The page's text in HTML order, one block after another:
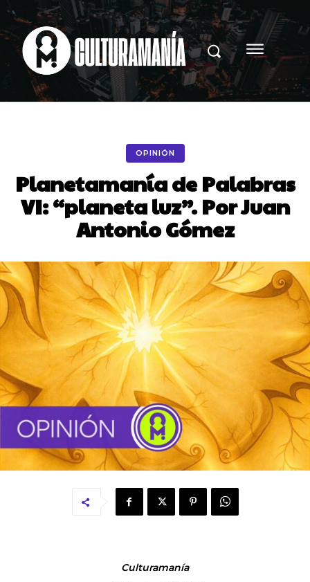
OPINIÓN
Planetamanía de Palabras
VI: “planeta luz”. Por Juan
Antonio Gómez
Culturamanía